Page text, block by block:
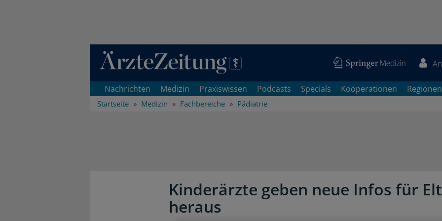
Direkt zum Inhaltsbereich
Nachrichten Medizin Praxiswissen Podcasts Specials Kooperationen Regionen
Startseite Medizin Fachbereiche Pädiatrie
Kinderärzte geben neue Infos für
heraus